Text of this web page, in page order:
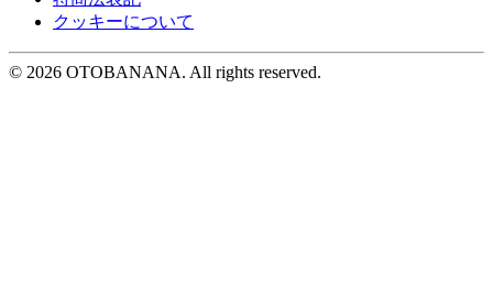
クッキーについて
©︎ 2026 OTOBANANA. All rights reserved.